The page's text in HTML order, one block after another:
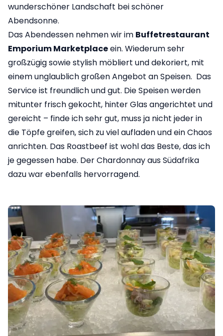
wunderschöner Landschaft bei schöner
Abendsonne.
Das Abendessen nehmen wir im Buffetrestaurant
Emporium Marketplaceein. Wiederum sehr
großzügig sowie stylish möbliert und dekoriert, mit
einem unglaublich großen Angebot an Speisen. Das
Service ist freundlich und gut. Die Speisen werden
mitunter frisch gekocht, hinter Glas angerichtet und
gereicht – finde ich sehr gut, muss ja nicht jeder in
die Töpfe greifen, sich zu viel aufladen und ein Chaos
anrichten. Das Roastbeef ist wohl das Beste, das ich
je gegessen habe. Der Chardonnay aus Südafrika
dazu war ebenfalls hervorragend.